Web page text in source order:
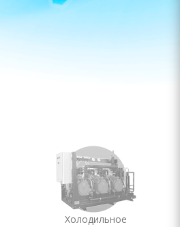
Холодильное